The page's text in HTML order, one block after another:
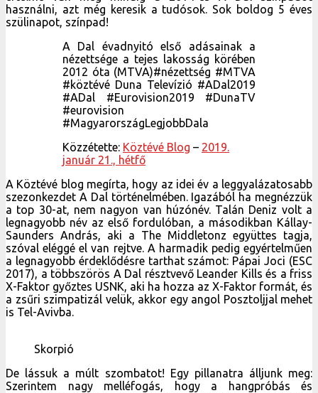
#MagyarországLegjobbDala
Közzétette:
január 21., hétfő
A Köztévé blog megírta, hogy az idei év a leggyalázatosabb
szezonkezdet A Dal történelmében. Igazából ha megnézzük
a top 30-at, nem nagyon van húzónév. Talán Deniz volt a
legnagyobb név az első fordulóban, a másodikban Kállay-
Saunders András, aki a The Middletonz együttes tagja,
szóval eléggé el van rejtve. A harmadik pedig egyértelműen
a legnagyobb érdeklődésre tarthat számot: Pápai Joci (ESC
2017), a többszörös A Dal résztvevő Leander Kills és a friss
X-Faktor győztes USNK, aki ha hozza az X-Faktor formát, és
a zsűri szimpatizál velük, akkor egy angol Posztoljjal mehet
is Tel-Avivba.
Skorpió
De lássuk a múlt szombatot! Egy pillanatra álljunk meg:
Szerintem nagy melléfogás, hogy a hangpróbás és
kulisszák mögötti videót készítettek a sztárvendég Skorpió
poros playback showjához, ami inkább lett önmaga
paródiája, mint tisztelgés. Biztosan nem vállalta más?
Biztosan nem kell teret adni azoknak az ismert előadóknak,
lehetséges A Dal versenyzéssel?
Lola (Korsós Judit) és Forró Bence